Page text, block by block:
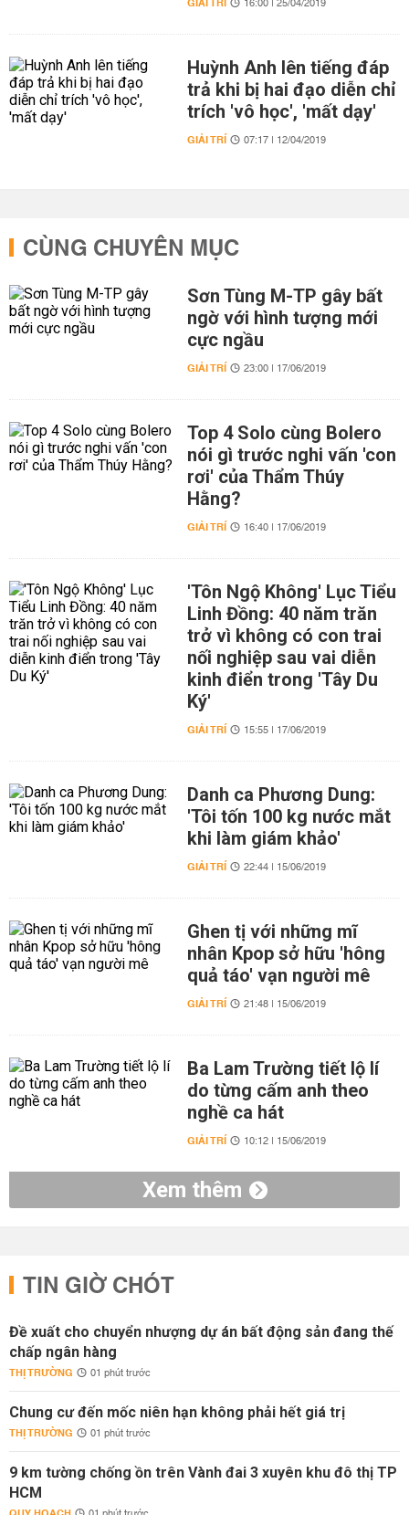
16:00 | 25/04/2019
Huỳnh Anh lên tiếng đáp
trả khi bị hai đạo diễn chỉ
trích 'vô học', 'mất dạy'
GIẢI TRÍ 07:17 | 12/04/2019
CÙNG CHUYÊN MỤC
Sơn Tùng M-TP gây bất
ngờ với hình tượng mới
cực ngầu
GIẢI TRÍ 23:00 | 17/06/2019
Top 4 Solo cùng Bolero
nói gì trước nghi vấn 'con
rơi' của Thẩm Thúy
Hằng?
GIẢI TRÍ 16:40 | 17/06/2019
'Tôn Ngộ Không' Lục Tiểu
Linh Đồng: 40 năm trăn
trở vì không có con trai
nối nghiệp sau vai diễn
kinh điển trong 'Tây Du
Ký'
GIẢI TRÍ 15:55 | 17/06/2019
Danh ca Phương Dung:
'Tôi tốn 100 kg nước mắt
khi làm giám khảo'
GIẢI TRÍ 22:44 | 15/06/2019
Ghen tị với những mĩ
nhân Kpop sở hữu 'hông
quả táo' vạn người mê
GIẢI TRÍ 21:48 | 15/06/2019
Ba Lam Trường tiết lộ lí
do từng cấm anh theo
nghề ca hát
GIẢI TRÍ 10:12 | 15/06/2019
Xem thêm
TIN GIỜ CHÓT
Đề xuất cho chuyển nhượng dự án bất động sản đang thế
chấp ngân hàng
THỊ TRƯỜNG 01 phút trước
Chung cư đến mốc niên hạn không phải hết giá trị
THỊ TRƯỜNG 01 phút trước
9 km tường chống ồn trên Vành đai 3 xuyên khu đô thị TP
HCM